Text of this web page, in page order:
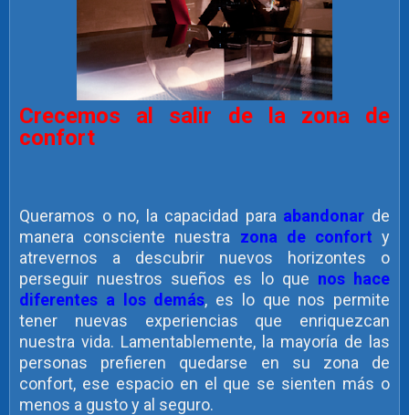
Crecemos al salir de la zona de
confort
Queramos o no, la capacidad para abandonar de
manera consciente nuestra zona de confort y
atrevernos a descubrir nuevos horizontes o
perseguir nuestros sueños es lo que nos hace
diferentes a los demás, es lo que nos permite
tener nuevas experiencias que enriquezcan
nuestra vida. Lamentablemente, la mayoría de las
personas prefieren quedarse en su zona de
confort, ese espacio en el que se sienten más o
menos a gusto y al seguro.